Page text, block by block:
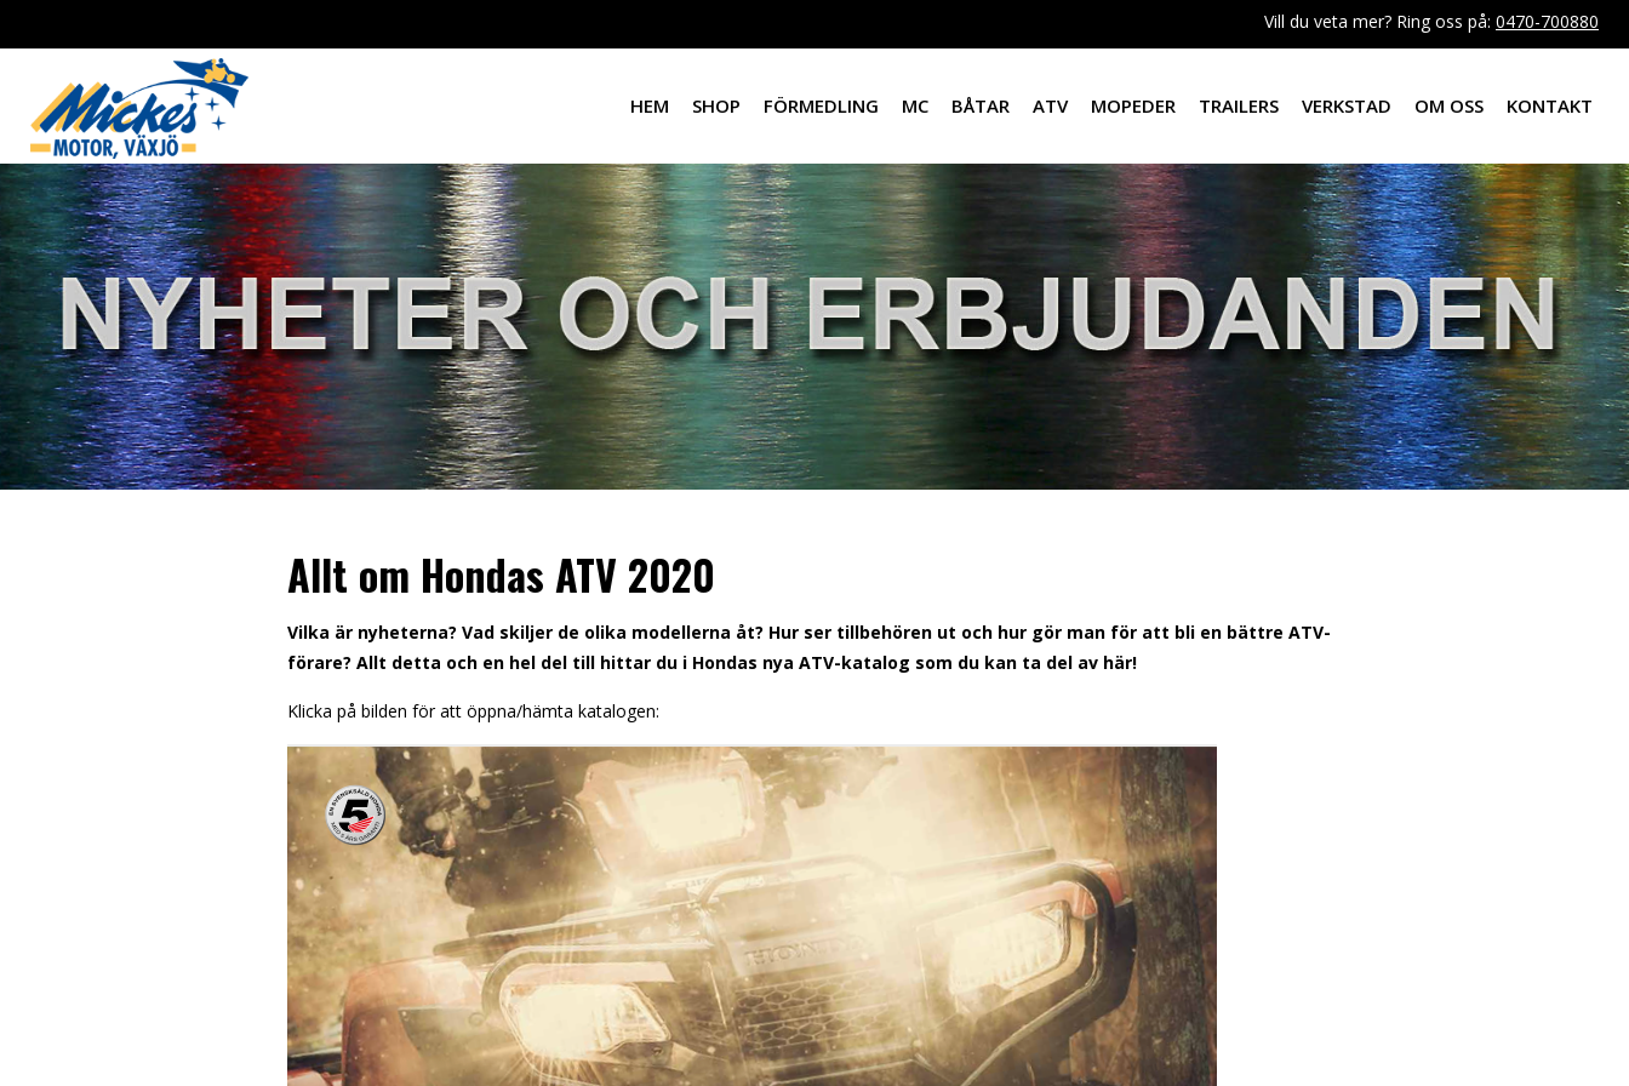
Vill du veta mer? Ring oss på: 0470-700880
HEM SHOP FÖRMEDLING MC BÅTAR ATV MOPEDER TRAILERS VERKSTAD OM OSS KONTAKT
Allt om Hondas ATV 2020
Vilka är nyheterna? Vad skiljer de olika modellerna åt? Hur ser tillbehören ut och hur gör man för att bli en bättre ATV-
förare? Allt detta och en hel del till hittar du i Hondas nya ATV-katalog som du kan ta del av här!
Klicka på bilden för att öppna/hämta katalogen: